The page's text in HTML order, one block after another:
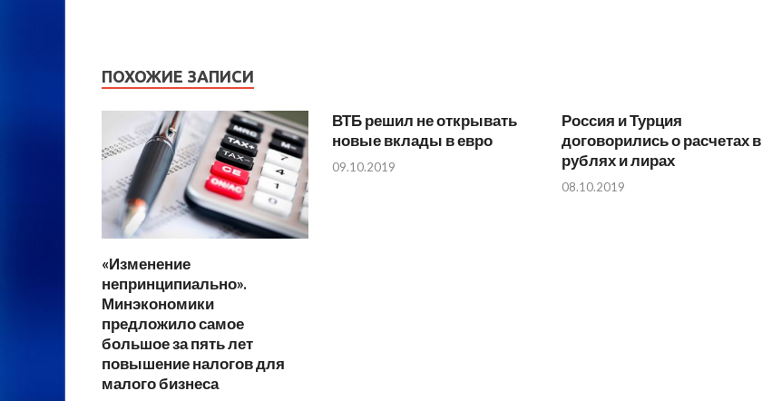
ПОХОЖИЕ ЗАПИСИ
«Изменение
непринципиально».
Минэкономики
предложило самое
большое за пять лет
повышение налогов для
малого бизнеса
ВТБ решил не открывать
новые вклады в евро
09.10.2019
Россия и Турция
договорились о расчетах в
рублях и лирах
08.10.2019